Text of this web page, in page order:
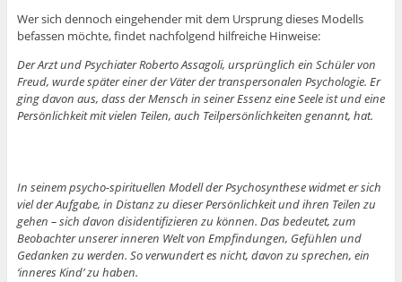
Wer sich dennoch eingehender mit dem Ursprung dieses Modells
befassen möchte, findet nachfolgend hilfreiche Hinweise:
Der Arzt und Psychiater Roberto Assagoli, ursprünglich ein Schüler von
Freud, wurde später einer der Väter der transpersonalen Psychologie. Er
ging davon aus, dass der Mensch in seiner Essenz eine Seele ist und eine
Persönlichkeit mit vielen Teilen, auch Teilpersönlichkeiten genannt, hat.
In seinem psycho-spirituellen Modell der Psychosynthese widmet er sich
viel der Aufgabe, in Distanz zu dieser Persönlichkeit und ihren Teilen zu
gehen – sich davon disidentifizieren zu können. Das bedeutet, zum
Beobachter unserer inneren Welt von Empfindungen, Gefühlen und
Gedanken zu werden. So verwundert es nicht, davon zu sprechen, ein
‘inneres Kind’ zu haben.